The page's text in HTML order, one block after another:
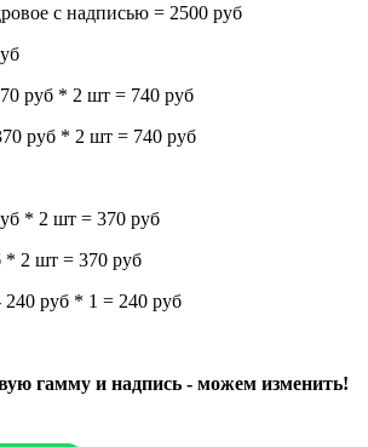
с надписью = 2500 руб
руб * 2 шт = 740 руб
руб * 2 шт = 740 руб
* 2 шт = 370 руб
2 шт = 370 руб
240 руб * 1 = 240 руб
гамму и надпись - можем изменить!